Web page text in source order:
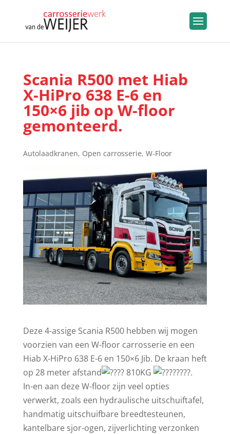
Scania R500 met Hiab
X-HiPro 638 E-6 en
150×6 jib op W-floor
gemonteerd.
Autolaadkranen, Open carrosserie, W-Floor
Deze 4-assige Scania R500 hebben wij mogen
voorzien van een W-floor carrosserie en een
Hiab X-HiPro 638 E-6 en 150×6 Jib. De kraan heft
op 28 meter afstand
810KG
.
In-en aan deze W-floor zijn veel opties
verwerkt, zoals een hydraulische uitschuiftafel,
handmatig uitschuifbare breedtesteunen,
kantelbare sjor-ogen, zijverlichting verzonken